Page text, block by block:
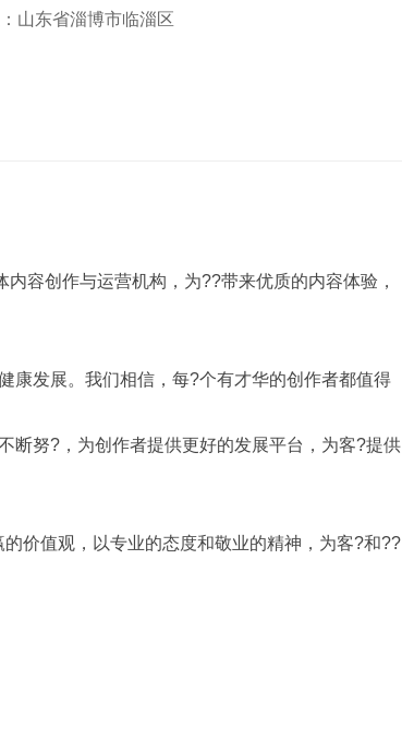
山东省淄博市临淄区
容创作与运营机构，为??带来优质的内容体验，
康发展。我们相信，每?个有才华的创作者都值得
断努?，为创作者提供更好的发展平台，为客?提供
价值观，以专业的态度和敬业的精神，为客?和??